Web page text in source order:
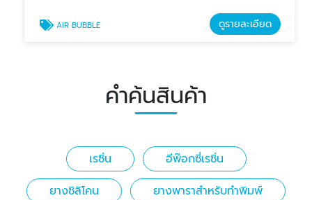
AIR BUBBLE ดูรายละเอียด
คำค้นสินค้า
เรซิ่น
อีพ๊อกซี่เรซิ่น
ยางซิลิโคน
ยางพาราสำหรับทำพิมพ์